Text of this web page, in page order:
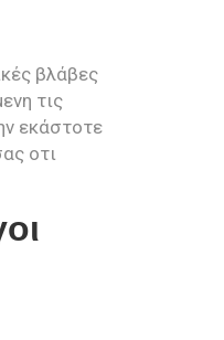
βλάβες
τις
εκάστοτε
οτι